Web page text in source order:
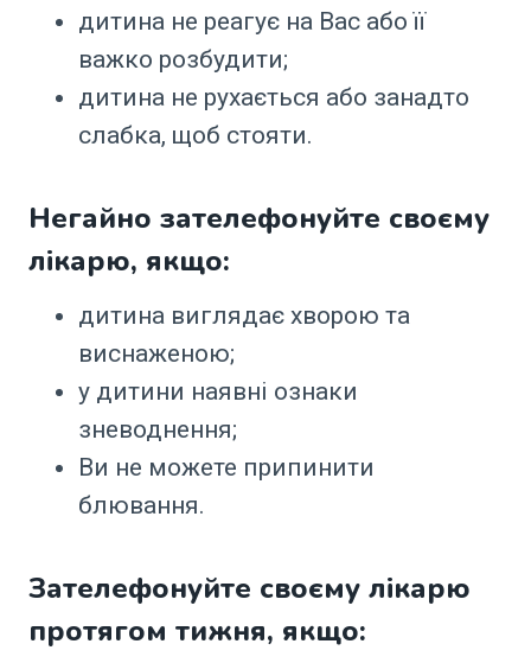
дитина не реагує на Вас або її
важко розбудити;
дитина не рухається або занадто
слабка, щоб стояти.
Негайно зателефонуйте своєму
лікарю, якщо:
дитина виглядає хворою та
виснаженою;
у дитини наявні ознаки
зневоднення;
Ви не можете припинити
блювання.
Зателефонуйте своєму лікарю
протягом тижня, якщо: